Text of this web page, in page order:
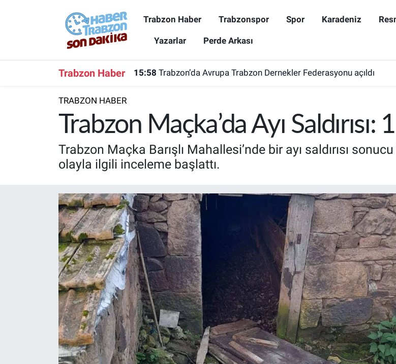
Trabzon Haber Trabzonspor Spor Karadeniz
Yazarlar Perde Arkası
Trabzon Haber 15:58 Trabzon’da Avrupa Trabzon Dernekler Federasyonu açıldı
TRABZON HABER
Trabzon Maçka’da Ayı
Trabzon Maçka Barışlı Mahallesi’nde bir ayı saldırısı
olayla ilgili inceleme başlattı.
Trabzon Haber
Karadeniz
Resmi Reklam
Yazarlar
Perde Arkası
Trabzon Nöbetçi Eczaneler
Trabzon Trafik Yoğunluk Haritası
Süper Lig Puan Durumu ve Fikstür
Tüm Manşetler
Son Dakika Haberleri
Haber Arşivi